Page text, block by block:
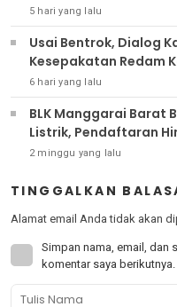
5 hari yang lalu
Usai Bentrok, Dialog
Kesepakatan Redam
6 hari yang lalu
BLK Manggarai Barat
Listrik, Pendaftaran
2 minggu yang lalu
TINGGALKAN
Alamat email Anda tidak akan
Simpan nama, email, dan
komentar saya berikutnya.